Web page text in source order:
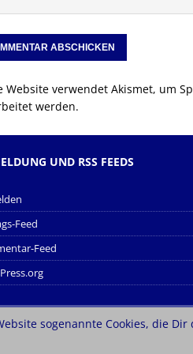
Website verwendet Akismet, um
werden.
UND RSS FEEDS
Feed
Feed
© 2026 | MH Magazine WordPress
sogenannte Cookies, die